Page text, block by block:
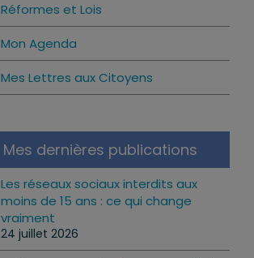
Réformes et Lois
Mon Agenda
Mes Lettres aux Citoyens
Mes dernières publications
Les réseaux sociaux interdits aux
moins de 15 ans : ce qui change
vraiment
24 juillet 2026